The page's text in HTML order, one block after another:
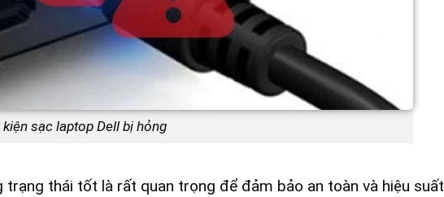
kiện sạc laptop Dell bị hỏng
thái tốt là rất quan trọng để đảm bảo an toàn và hiệu suất